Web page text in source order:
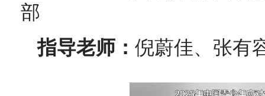
部
指导老师： 倪蔚佳、张有